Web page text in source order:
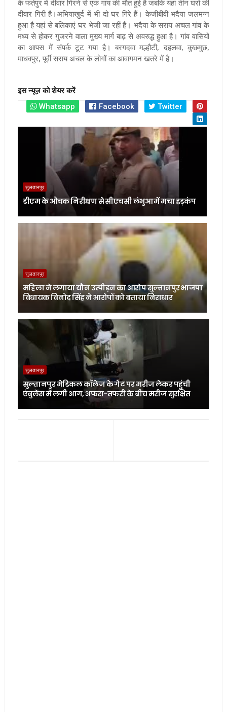
के फतेपुर में दीवार गिरने से एक गाय की मौत हुई है जबकि यहां तीन घरों की
दीवार गिरी है।अभियाखुर्द में भी दो घर गिरे हैं। केजीबीवी भदैया जलमग्न
हुआ है यहां से बलिकाएं घर भेजी जा रहीं हैं। भदैया के सराय अचल गांव के
मध्य से होकर गुजरने वाला मुख्य मार्ग बाढ़ से अवरुद्ध हुआ है। गांव वासियों
का आपस में संपर्क टूट गया है। बरगदवा मल्हौटी, दहलवा, कुछमुछ,
माधवपुर, पूर्वी सराय अचल के लोगों का आवागमन खतरे में है।
इस न्यूज़ को शेयर करें
Whatsapp
Facebook Twitter
सुलतानपुर
डीएम के औचक निरीक्षण से सीएचसी लंभुआ में मचा हड़कंप
सुलतानपुर
महिला ने लगाया यौन उत्पीड़न का आरोप सुल्तानपुर भाजपा
विधायक विनोद सिंह ने आरोपों को बताया निराधार
सुलतानपुर
सुल्तानपुर मेडिकल कॉलेज के गेट पर मरीज लेकर पहुंची
एंबुलेंस में लगी आग, अफरा-तफरी के बीच मरीज सुरक्षित